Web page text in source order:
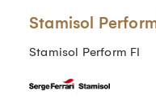
Stamisol
Stamisol Perform FI